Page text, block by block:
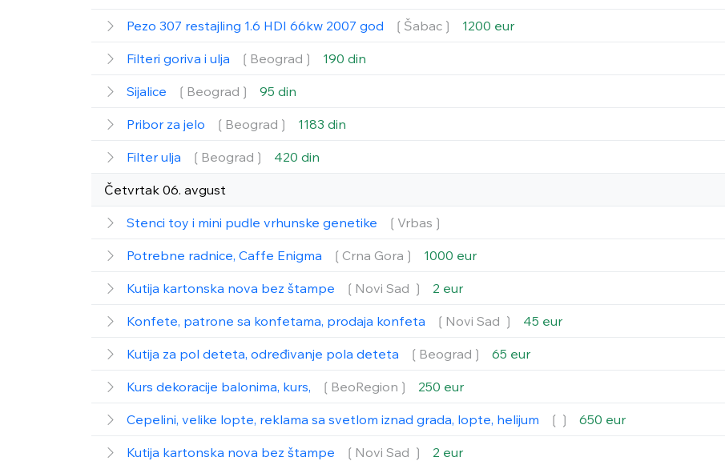
Pezo 307 restajling 1.6 HDI 66kw 2007 god ❲Šabac❳ 1200 eur
Filteri goriva i ulja ❲Beograd❳ 190 din
Sijalice ❲Beograd❳ 95 din
Pribor za jelo ❲Beograd❳ 1183 din
Filter ulja ❲Beograd❳ 420 din
Četvrtak 06. avgust
Stenci toy i mini pudle vrhunske genetike ❲Vrbas❳
Potrebne radnice, Caffe Enigma ❲Crna Gora❳ 1000 eur
Kutija kartonska nova bez štampe ❲Novi Sad ❳ 2 eur
Konfete, patrone sa konfetama, prodaja konfeta ❲Novi Sad ❳ 45 eur
Kutija za pol deteta, određivanje pola deteta ❲Beograd❳ 65 eur
Kurs dekoracije balonima, kurs, ❲BeoRegion❳ 250 eur
Cepelini, velike lopte, reklama sa svetlom iznad grada, lopte, helijum ❲❳ 650 eur
Kutija kartonska nova bez štampe ❲Novi Sad ❳ 2 eur